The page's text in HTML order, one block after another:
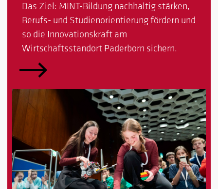
Das Ziel: MINT-Bildung nachhaltig stärken,
Berufs- und Studienorientierung fördern und
so die Innovationskraft am
Wirtschaftsstandort Paderborn sichern.